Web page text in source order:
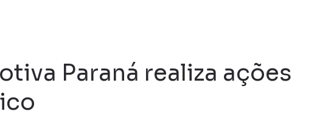
Paraná realiza ações